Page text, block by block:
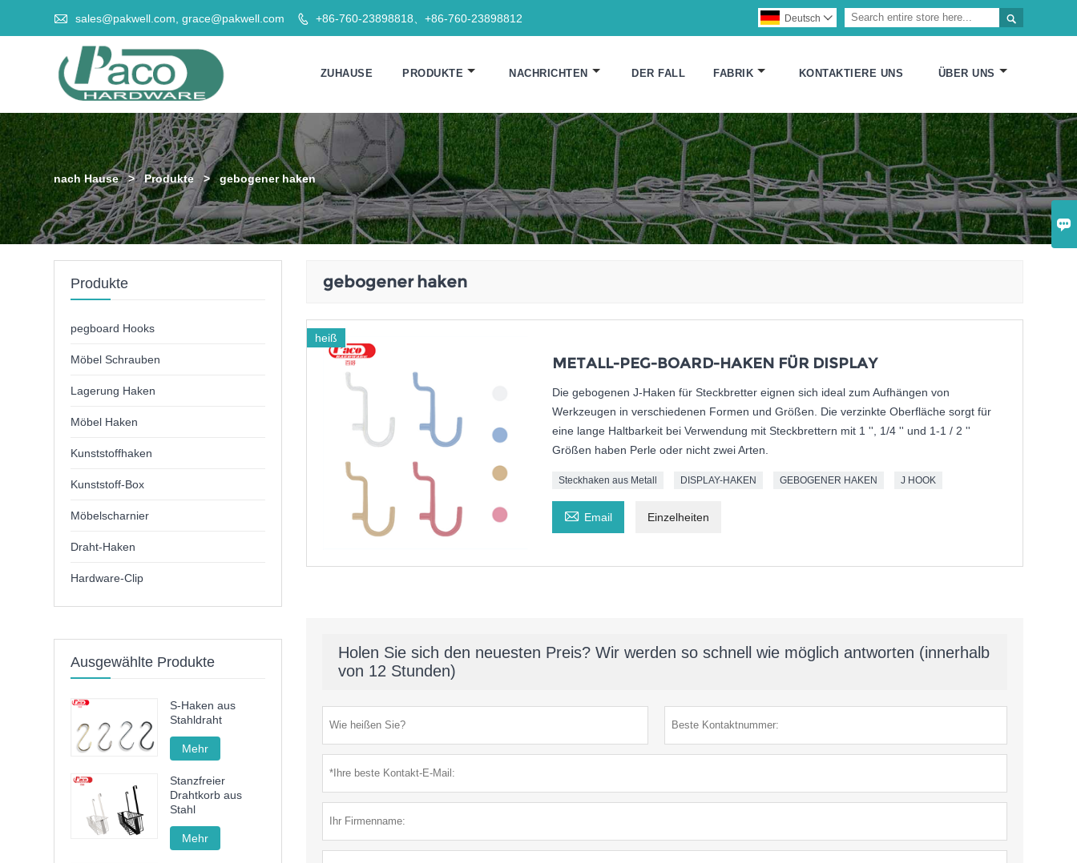

 sales@pakwell.com, grace@pakwell.com  +86-760-23898818、+86-760-23898812 
Deutsch 
ZUHAUSE PRODUKTE NACHRICHTEN DER FALL FABRIK KONTAKTIERE UNS ÜBER UNS
nach Hause > Produkte > gebogener haken
gebogener haken
heiß
METALL-PEG-BOARD-HAKEN FÜR DISPLAY
Die gebogenen J-Haken für Steckbretter eignen sich ideal zum Aufhängen von
Werkzeugen in verschiedenen Formen und Größen. Die verzinkte Oberfläche sorgt für
eine lange Haltbarkeit bei Verwendung mit Steckbrettern mit 1 '', 1/4 '' und 1-1 / 2 ''
Größen haben Perle oder nicht zwei Arten.
Steckhaken aus Metall DISPLAY-HAKEN GEBOGENER HAKEN J HOOK
 Email Einzelheiten
Holen Sie sich den neuesten Preis? Wir werden so schnell wie möglich antworten (innerhalb
von 12 Stunden)
Produkte
pegboard Hooks
Möbel Schrauben
Lagerung Haken
Möbel Haken
Kunststoffhaken
Kunststoff-Box
Möbelscharnier
Draht-Haken
Hardware-Clip
Ausgewählte Produkte
S-Haken aus
Stahldraht
Mehr
Stanzfreier
Drahtkorb aus
Stahl
Mehr